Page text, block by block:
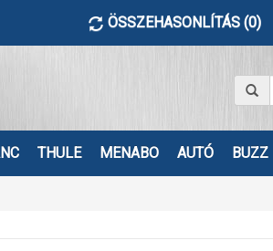
ÖSSZEHASONLÍTÁS (0)
THULE MENABO AUTÓ BUZZ